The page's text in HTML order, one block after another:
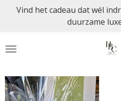
de
Vind het cadeau dat wél
duurzame